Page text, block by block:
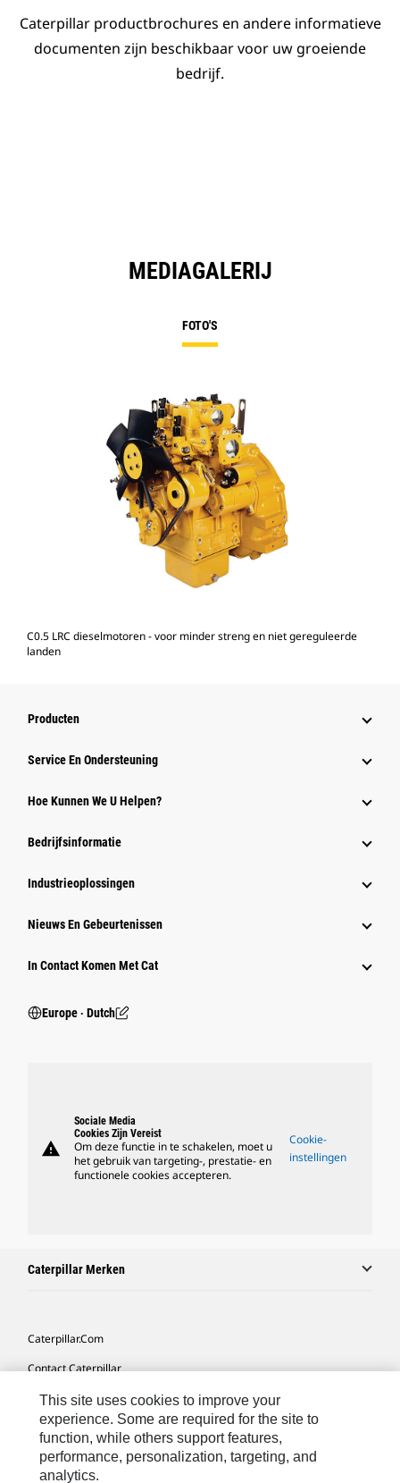
Caterpillar productbrochures en andere informatieve
documenten zijn beschikbaar voor uw groeiende
bedrijf.
MEDIAGALERIJ
FOTO'S
C0.5 LRC dieselmotoren - voor minder streng en niet gereguleerde
landen
Producten
Service En Ondersteuning
Hoe Kunnen We U Helpen?
Bedrijfsinformatie
Industrieoplossingen
Nieuws En Gebeurtenissen
In Contact Komen Met Cat
Europe ‧ Dutch
warning
Sociale Media
Cookies Zijn Vereist
Om deze functie in te schakelen, moet u
het gebruik van targeting-, prestatie- en
functionele cookies accepteren.
Cookie-
instellingen
Caterpillar Merken
Caterpillar.com
Contact Caterpillar
Mijn Marketingvoorkeuren
Site Map
Cookie Settings
This site uses cookies to improve your
experience. Some are required for the site to
function, while others support features,
performance, personalization, targeting, and
analytics.